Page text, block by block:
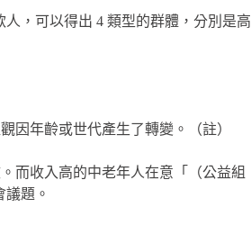
人，可以得出 4 類型的群體，分別是高
因年齡或世代產生了轉變。（註）
而收入高的中老年人在意「（公益組
題。